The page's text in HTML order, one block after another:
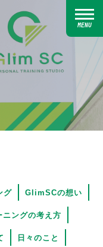
MENU
グ GlimSCの想い
ニングの考え方
日々のこと